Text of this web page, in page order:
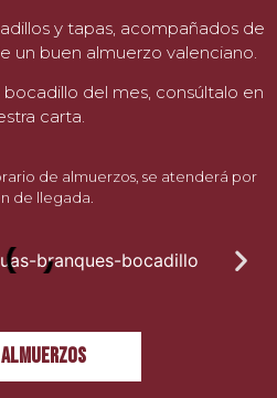
y tapas, acompañados de
un buen almuerzo valenciano.
del mes, consúltalo en
carta.
de almuerzos, se atenderá por
de llegada.
ALMUERZOS